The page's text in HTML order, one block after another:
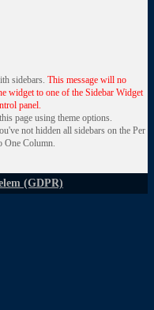
sidebars. This message will no
widget to one of the Sidebar Widget
panel.
page using theme options.
not hidden all sidebars on the Per
One Column.
(GDPR)